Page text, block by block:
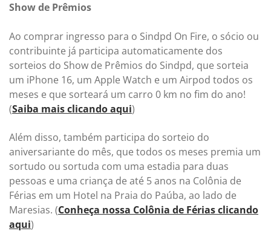
Show de Prêmios
Ao comprar ingresso para o Sindpd On Fire, o sócio ou
contribuinte já participa automaticamente dos
sorteios do Show de Prêmios do Sindpd, que sorteia
um iPhone 16, um Apple Watch e um Airpod todos os
meses e que sorteará um carro 0 km no fim do ano!
(Saiba mais clicando aqui)
Além disso, também participa do sorteio do
aniversariante do mês, que todos os meses premia um
sortudo ou sortuda com uma estadia para duas
pessoas e uma criança de até 5 anos na Colônia de
Férias em um Hotel na Praia do Paúba, ao lado de
Maresias. (Conheça nossa Colônia de Férias clicando
aqui)